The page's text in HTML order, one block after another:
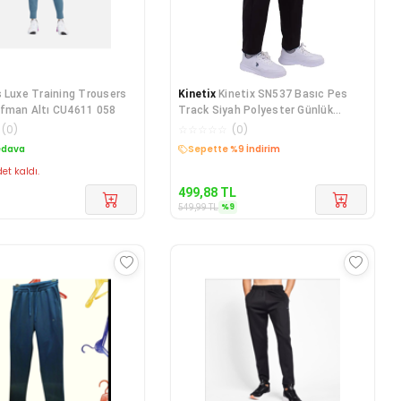
Luxe Training Trousers
Altı CU4611 058
(0)
kaldı.
Kinetix Kinetix SN537 Basıc Pes
Track Siyah Polyester Günlük
Kadınk Alt E
(0)
Sepette %9 İndirim
499,88 TL
549,99TL %9